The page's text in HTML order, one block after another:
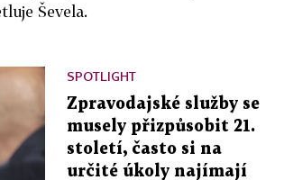
Ševela.
SPOTLIGHT
Zpravodajské služby se
musely přizpůsobit 21.
století, často si na
určité úkoly najímají